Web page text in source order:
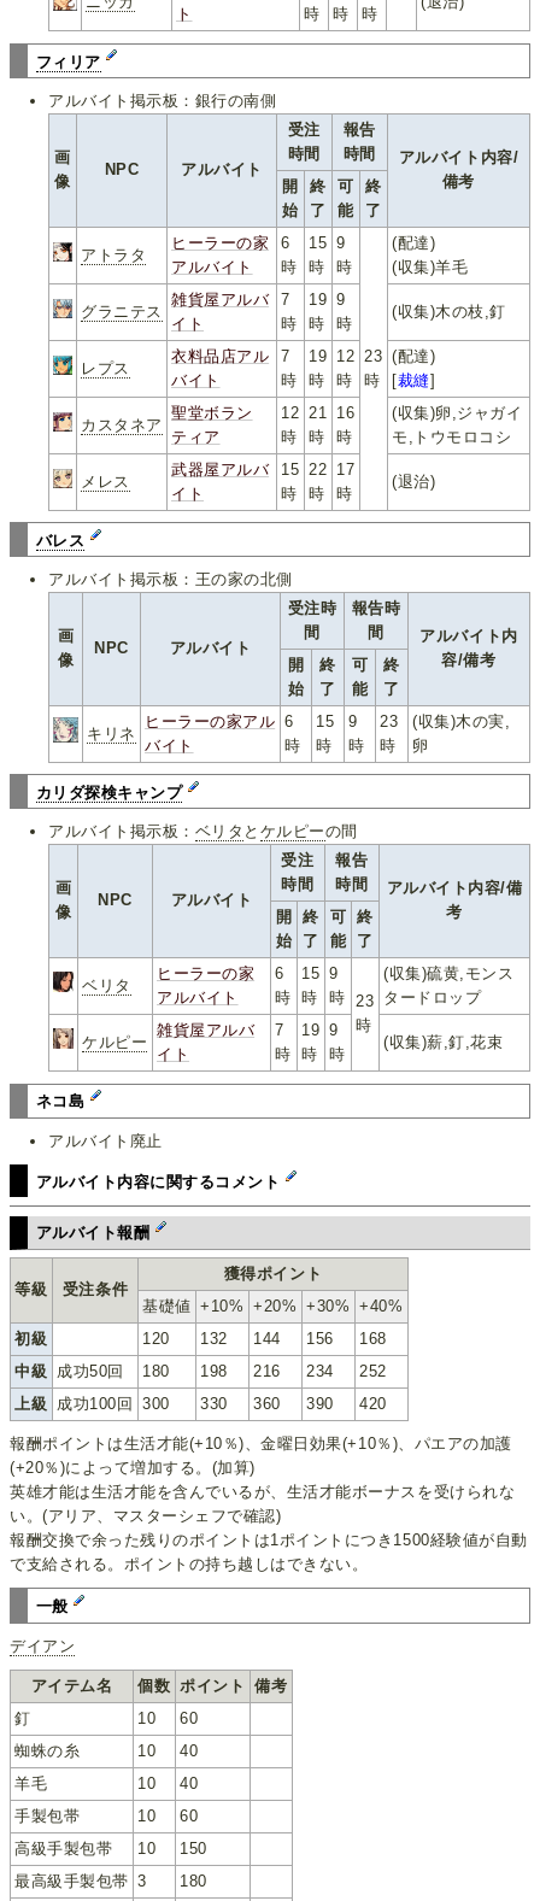
ト 時 時 時
フィリア
アルバイト掲示板：銀行の南側
画
像
NPC アルバイト
受注
時間
報告
時間
アルバイト内容/
備考
開
始
終
了
可
能
終
了
アトラタ
ヒーラーの家
アルバイト
6
時
15
時
9
時
23
時
(配達)
(収集)羊毛
グラニテス
雑貨屋アルバ
イト
7
時
19
時
9
時
(収集)木の枝,釘
レプス
衣料品店アル
バイト
7
時
19
時
12
時
(配達)
[裁縫]
カスタネア
聖堂ボラン
ティア
12
時
21
時
16
時
(収集)卵,ジャガイ
モ,トウモロコシ
メレス
武器屋アルバ
イト
15
時
22
時
17
時
(退治)
バレス
アルバイト掲示板：王の家の北側
画
像
NPC アルバイト
受注時
間
報告時
間
アルバイト内
容/備考
開
始
終
了
可
能
終
了
キリネ
ヒーラーの家アル
バイト
6
時
15
時
9
時
23
時
(収集)木の実,
卵
カリダ探検キャンプ
アルバイト掲示板： ベリタ と ケルピーの間
画
像
NPC アルバイト
受注
時間
報告
時間
アルバイト内容/備
考
開
始
終
了
可
能
終
了
ベリタ
ヒーラーの家
アルバイト
6
時
15
時
9
時 23
時
(収集)硫黄,モンス
タードロップ
ケルピー
雑貨屋アルバ
イト
7
時
19
時
9
時
(収集)薪,釘,花束
ネコ島
アルバイト廃止
アルバイト内容に関するコメント
アルバイト報酬
等級 受注条件
獲得ポイント
基礎値 +10% +20% +30% +40%
初級
120 132 144 156
168
中級
成功50回 180 198 216 234
252
上級
成功100回 300 330 360 390 420
報酬ポイントは生活才能(+10％)、金曜日効果(+10％)、パエアの加護
(+20％)によって増加する。(加算)
英雄才能は生活才能を含んでいるが、生活才能ボーナスを受けられな
い。(アリア、マスターシェフで確認)
報酬交換で余った残りのポイントは1ポイントにつき1500経験値が自動
で支給される。ポイントの持ち越しはできない。
一般
デイアン
アイテム名 個数 ポイント
備考
釘
10
60
蜘蛛の糸
10
40
羊毛
10
40
手製包帯
10
60
高級手製包帯
10
150
最高級手製包帯 3
180